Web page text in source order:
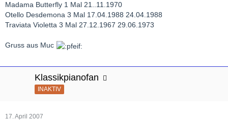
Madama Butterfly 1 Mal 21..11.1970
Otello Desdemona 3 Mal 17.04.1988 24.04.1988
Traviata Violetta 3 Mal 27.12.1967 29.06.1973
Gruss aus Muc
Klassikpianofan
INAKTIV
17. April 2007